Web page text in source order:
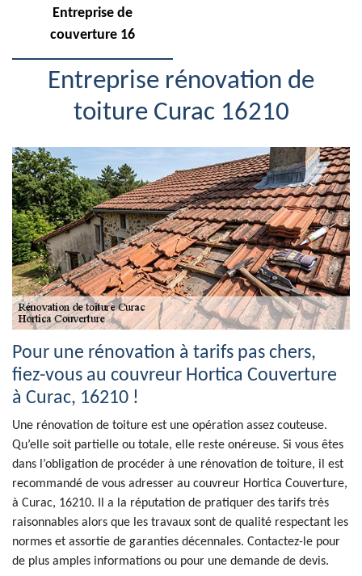
Entreprise de
couverture 16
Entreprise rénovation de
toiture Curac 16210
Pour une rénovation à tarifs pas chers,
fiez-vous au couvreur Hortica Couverture
à Curac, 16210 !
Une rénovation de toiture est une opération assez couteuse.
Qu’elle soit partielle ou totale, elle reste onéreuse. Si vous êtes
dans l’obligation de procéder à une rénovation de toiture, il est
recommandé de vous adresser au couvreur Hortica Couverture,
à Curac, 16210. Il a la réputation de pratiquer des tarifs très
raisonnables alors que les travaux sont de qualité respectant les
normes et assortie de garanties décennales. Contactez-le pour
de plus amples informations ou pour une demande de devis.